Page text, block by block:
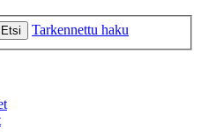
Etsi Tarkennettu haku